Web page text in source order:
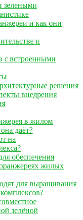
зелеными
и как они
и
с встроенными
решения
внедрения
в жилом
даёт?
на
обеспечения
жилых
для выращивания
зелёной